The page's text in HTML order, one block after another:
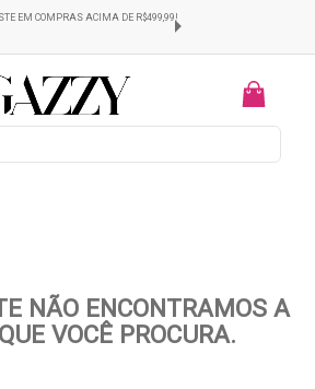
EM COMPRAS ACIMA DE R$499,99!
NÃO ENCONTRAMOS A
VOCÊ PROCURA.